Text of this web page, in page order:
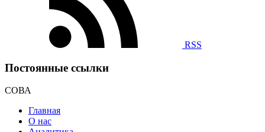
RSS
Постоянные ссылки
СОВА
Главная
О нас